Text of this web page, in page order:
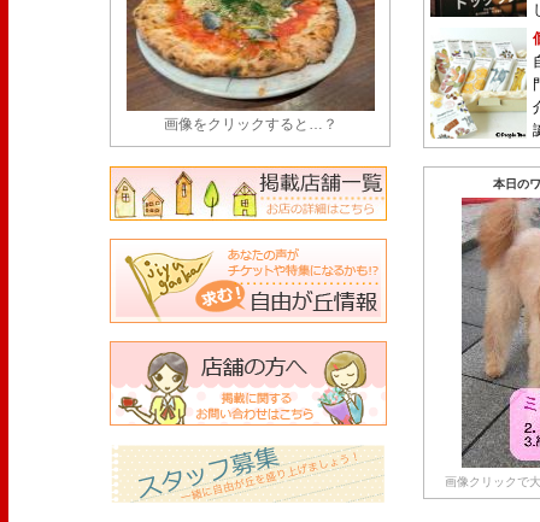
画像をクリックすると…？
本日の
画像クリックで